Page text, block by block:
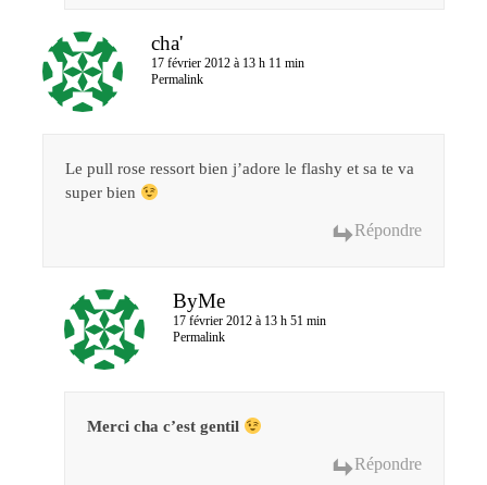
cha'
17 février 2012 à 13 h 11 min
Permalink
Le pull rose ressort bien j’adore le flashy et sa te va
super bien
Répondre
ByMe
17 février 2012 à 13 h 51 min
Permalink
Merci cha c’est gentil
Répondre